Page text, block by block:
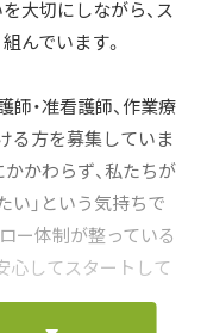
大切にしながら、ス
んでいます。
師・准看護師、作業療
る方を募集していま
かわらず、私たちが
い」という気持ちで
ー体制が整っている
心してスタートして